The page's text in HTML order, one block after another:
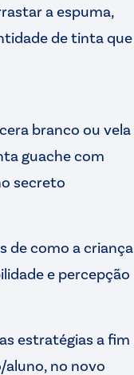
a espuma,
de tinta que
branco ou vela
guache com
secreto
de como a criança
e percepção
estratégias a fim
aluno, no novo